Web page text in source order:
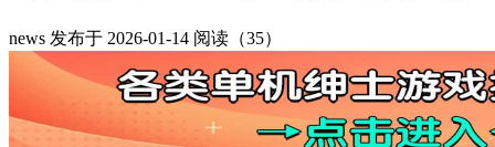
news 发布于 2026-01-14 阅读（35）